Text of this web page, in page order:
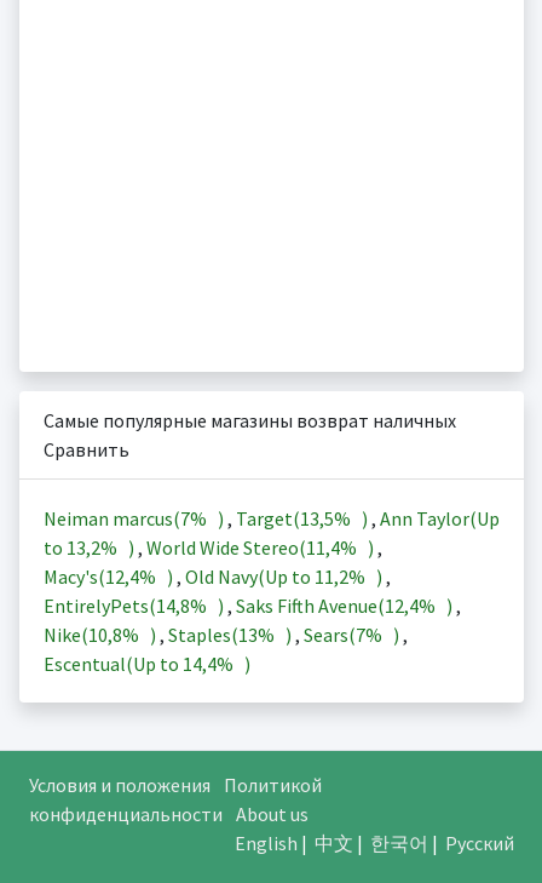
Самые популярные магазины возврат наличных
Сравнить
Neiman marcus(7% ) , Target(13,5% ) , Ann Taylor(Up
to 13,2% ) , World Wide Stereo(11,4% ) ,
Macy's(12,4% ) , Old Navy(Up to 11,2% ) ,
EntirelyPets(14,8% ) , Saks Fifth Avenue(12,4% ) ,
Nike(10,8% ) , Staples(13% ) , Sears(7% ) ,
Escentual(Up to 14,4% )
Условия и положения
Политикой
конфиденциальности About us
English | 中文 | 한국어 | Русский